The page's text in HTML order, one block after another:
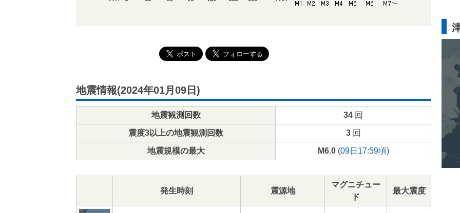
地震情報(2024年01月09日)
地震観測回数 34 回
震度3以上の地震観測回数 3回
地震規模の最大 M6.0(09日17:59頃)
発生時刻 震源地
マグニチュー
ド
最大震度